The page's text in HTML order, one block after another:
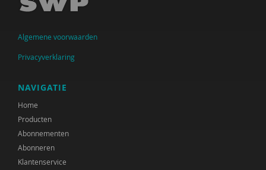
Arjen Keers
Jolanda Keesom
Fijke Koers-Agterkamp
Peter de Koning
Maaike de Lange
Henriette G. Martens
Judith Metz
Algemene voorwaarden
Privacyverklaring
NAVIGATIE
Home
Producten
Abonnementen
Abonneren
Klantenservice